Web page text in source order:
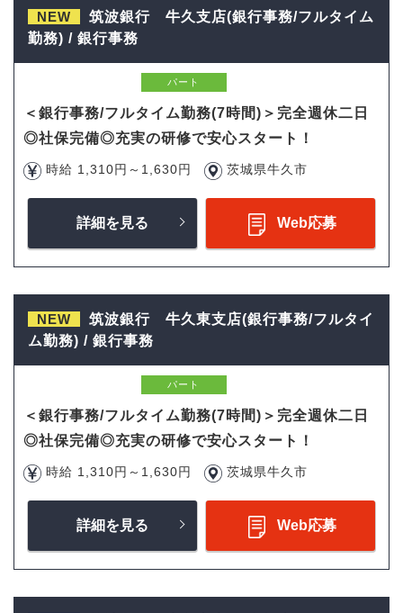
NEW
筑波銀行 牛久支店(銀行事務/フルタイム
勤務) / 銀行事務
パート
＜銀行事務/フルタイム勤務(7時間)＞完全週休二日
◎社保完備◎充実の研修で安心スタート！
時給 1,310円～1,630円 茨城県牛久市
詳細を見る Web応募
NEW
筑波銀行 牛久東支店(銀行事務/フルタイ
ム勤務) / 銀行事務
パート
＜銀行事務/フルタイム勤務(7時間)＞完全週休二日
◎社保完備◎充実の研修で安心スタート！
時給 1,310円～1,630円 茨城県牛久市
詳細を見る Web応募